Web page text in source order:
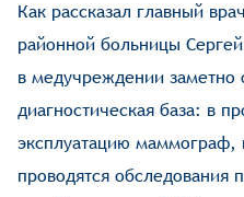
Как рассказал главный
районной больницы
в медучреждении заметно
диагностическая база: в
эксплуатацию маммограф,
проводятся обследования